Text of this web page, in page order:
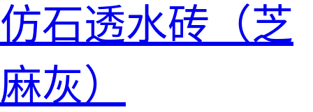
仿石透水砖（芝
麻灰）